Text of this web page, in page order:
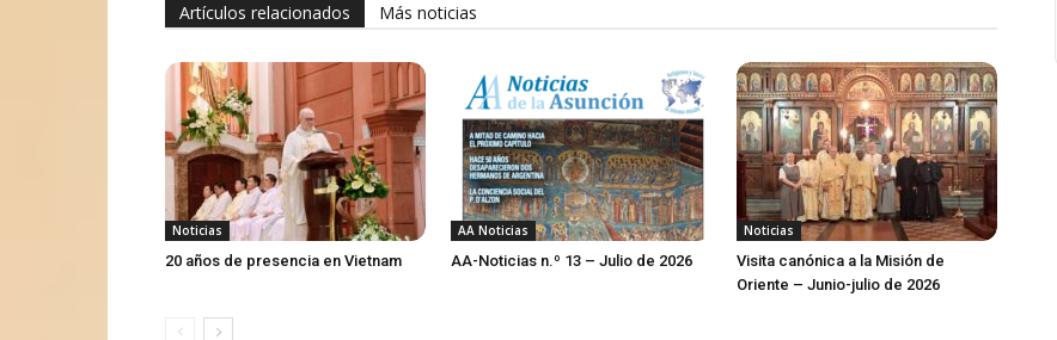
Artículos relacionados Más noticias
Noticias
20 años de presencia en Vietnam
AA Noticias
AA-Noticias n.º 13 – Julio de 2026
Noticias
Visita canónica a la Misión de
Oriente – Junio-julio de 2026